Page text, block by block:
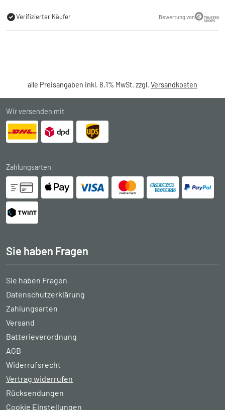
Verifizierter Käufer Bewertung von
alle Preisangaben inkl. 8.1% MwSt. zzgl. Versandkosten
Wir versenden mit
Zahlungsarten
Sie haben Fragen
Sie haben Fragen
Datenschutzerklärung
Zahlungsarten
Versand
Batterieverordnung
AGB
Widerrufsrecht
Vertrag widerrufen
Rücksendungen
Cookie Einstellungen